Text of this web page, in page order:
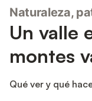
Naturaleza,
Un valle
montes
Qué ver y qué